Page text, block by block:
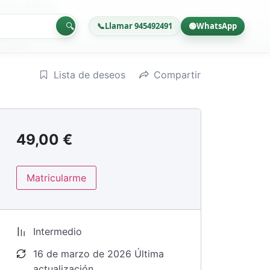
🔍 📞Llamar 945492491 🟢WhatsApp
Lista de deseos Compartir
49,00 €
Matricularme
Intermedio
16 de marzo de 2026 Última